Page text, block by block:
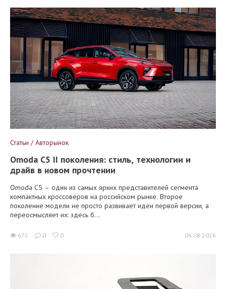
Статьи / Авторынок
Omoda C5 II поколения: стиль, технологии и
драйв в новом прочтении
Omoda C5 – один из самых ярких представителей сегмента
компактных кроссоверов на российском рынке. Второе
поколение модели не просто развивает идеи первой версии, а
переосмысляет их: здесь б...
672 0 0 06.08.2026